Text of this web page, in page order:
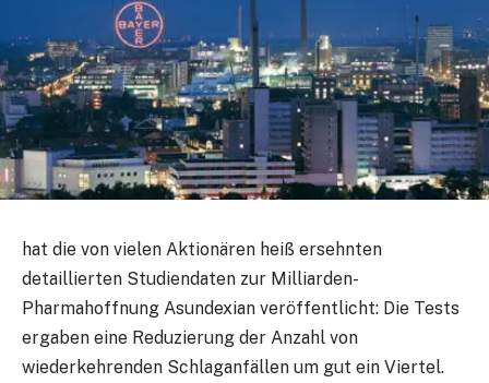
hat die von vielen Aktionären heiß ersehnten
detaillierten Studiendaten zur Milliarden-
Pharmahoffnung Asundexian veröffentlicht: Die Tests
ergaben eine Reduzierung der Anzahl von
wiederkehrenden Schlaganfällen um gut ein Viertel.